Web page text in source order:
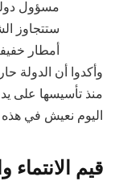
مسؤول
ستتجاوز
أمطار
وأكدوا أن الدولة
منذ تأسيسها على
اليوم نعيش في هذه
قيم الانتماء